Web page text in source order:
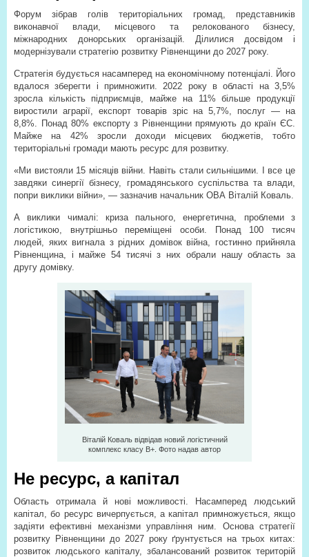
Форум зібрав голів територіальних громад, представників
виконавчої влади, місцевого та релокованого бізнесу,
міжнародних донорських організацій. Ділилися досвідом і
модернізували стратегію розвитку Рівненщини до 2027 року.
Стратегія будується насамперед на економічному потенціалі. Його
вдалося зберегти і примножити. 2022 року в області на 3,5%
зросла кількість підприємців, майже на 11% більше продукції
виростили аграрії, експорт товарів зріс на 5,7%, послуг — на
8,8%. Понад 80% експорту з Рівненщини прямують до країн ЄС.
Майже на 42% зросли доходи місцевих бюджетів, тобто
територіальні громади мають ресурс для розвитку.
«Ми вистояли 15 місяців війни. Навіть стали сильнішими. І все це
завдяки синергії бізнесу, громадянського суспільства та влади,
попри виклики війни», — зазначив начальник ОВА Віталій Коваль.
А виклики чималі: криза пального, енергетична, проблеми з
логістикою, внутрішньо переміщені особи. Понад 100 тисяч
людей, яких вигнала з рідних домівок війна, гостинно прийняла
Рівненщина, і майже 54 тисячі з них обрали нашу область за
другу домівку.
Віталій Коваль відвідав новий логістичний
комплекс класу В+. Фото надав автор
Не ресурс, а капітал
Область отримала й нові можливості. Насамперед людський
капітал, бо ресурс вичерпується, а капітал примножується, якщо
задіяти ефективні механізми управління ним. Основа стратегії
розвитку Рівненщини до 2027 року ґрунтується на трьох китах:
розвиток людського капіталу, збалансований розвиток територій